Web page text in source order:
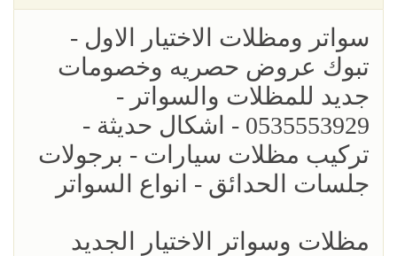
سواتر ومظلات الاختيار الاول -
تبوك عروض حصريه وخصومات
جديد للمظلات والسواتر -
0535553929 - اشكال حديثة -
تركيب مظلات سيارات - برجولات
جلسات الحدائق - انواع السواتر
مظلات وسواتر الاختيار الجديد